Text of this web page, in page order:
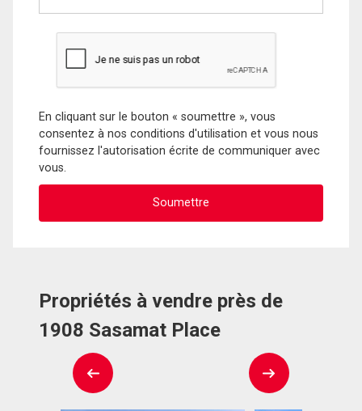
En cliquant sur le bouton « soumettre », vous
consentez à nos conditions d'utilisation et vous nous
fournissez l'autorisation écrite de communiquer avec
vous.
Propriétés à vendre près de
1908 Sasamat Place